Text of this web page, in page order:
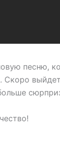
песню,
Скоро